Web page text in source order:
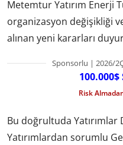
Metemtur Yatırım Enerji
organizasyon değişikliği
alınan yeni kararları
Sponsorlu | 2026/
Risk
Bu doğrultuda Yatırımlar
Yatırımlardan sorumlu